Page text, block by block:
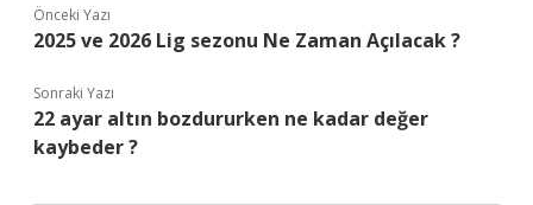
Önceki Yazı
2025 ve 2026 Lig sezonu Ne Zaman Açılacak ?
Sonraki Yazı
22 ayar altın bozdururken ne kadar değer
kaybeder ?